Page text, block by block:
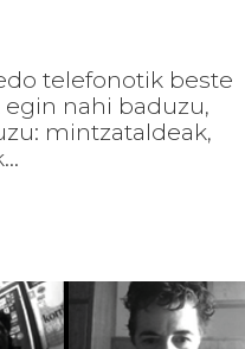
telefonotik beste
nahi baduzu,
mintzataldeak,